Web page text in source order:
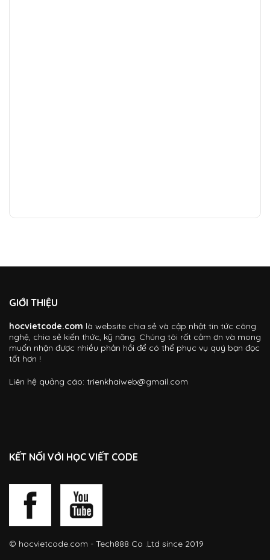
GIỚI THIỆU
hocvietcode.com là website chia sẻ và cập nhật tin tức công
nghệ, chia sẻ kiến thức, kỹ năng. Chúng tôi rất cảm ơn và mong
muốn nhận được nhiều phản hồi để có thể phục vụ quý bạn đọc
tốt hơn !
Liên hệ quảng cáo: trienkhaiweb@gmail.com
KẾT NỐI VỚI HỌC VIẾT CODE
© hocvietcode.com - Tech888 Co .Ltd since 2019